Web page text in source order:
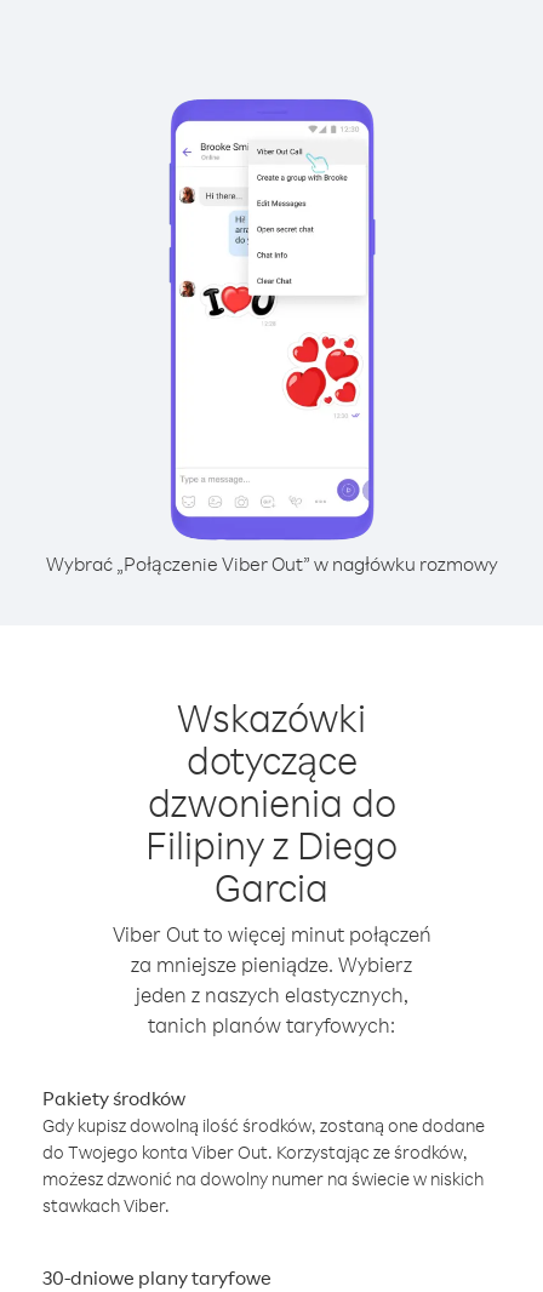
Wybrać „Połączenie Viber Out” w nagłówku rozmowy
Wskazówki
dotyczące
dzwonienia do
Filipiny z Diego
Garcia
Viber Out to więcej minut połączeń
za mniejsze pieniądze. Wybierz
jeden z naszych elastycznych,
tanich planów taryfowych:
Pakiety środków
Gdy kupisz dowolną ilość środków, zostaną one dodane
do Twojego konta Viber Out. Korzystając ze środków,
możesz dzwonić na dowolny numer na świecie w niskich
stawkach Viber.
30-dniowe plany taryfowe